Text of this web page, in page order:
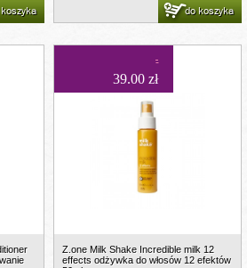
do koszyka
39.00 zł
Z.one Milk Shake Incredible milk 12
effects odżywka do włosów 12 efektów